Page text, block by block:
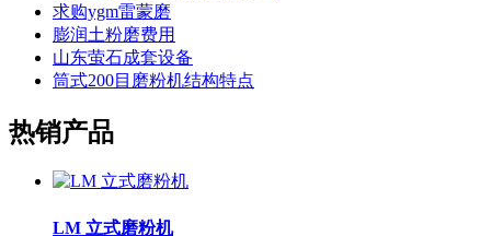
求购ygm雷蒙磨
膨润土粉磨费用
山东萤石成套设备
筒式200目磨粉机结构特点
热销产品
LM 立式磨粉机